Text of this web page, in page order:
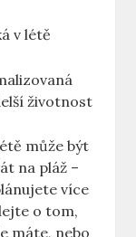
v létě
životnost
může být
na pláž –
více
o tom,
máte, nebo